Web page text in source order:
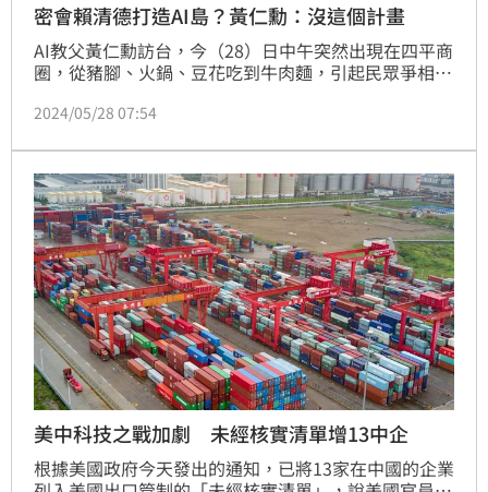
密會賴清德打造AI島？黃仁勳：沒這個計畫
AI教父黃仁勳訪台，今（28）日中午突然出現在四平商
圈，從豬腳、火鍋、豆花吃到牛肉麵，引起民眾爭相合
清德會面，因為傳出2人想要把台灣打造成AI科技島，
2024/05/28 07:54
美中科技之戰加劇 未經核實清單增13中企
根據美國政府今天發出的通知，已將13家在中國的企業